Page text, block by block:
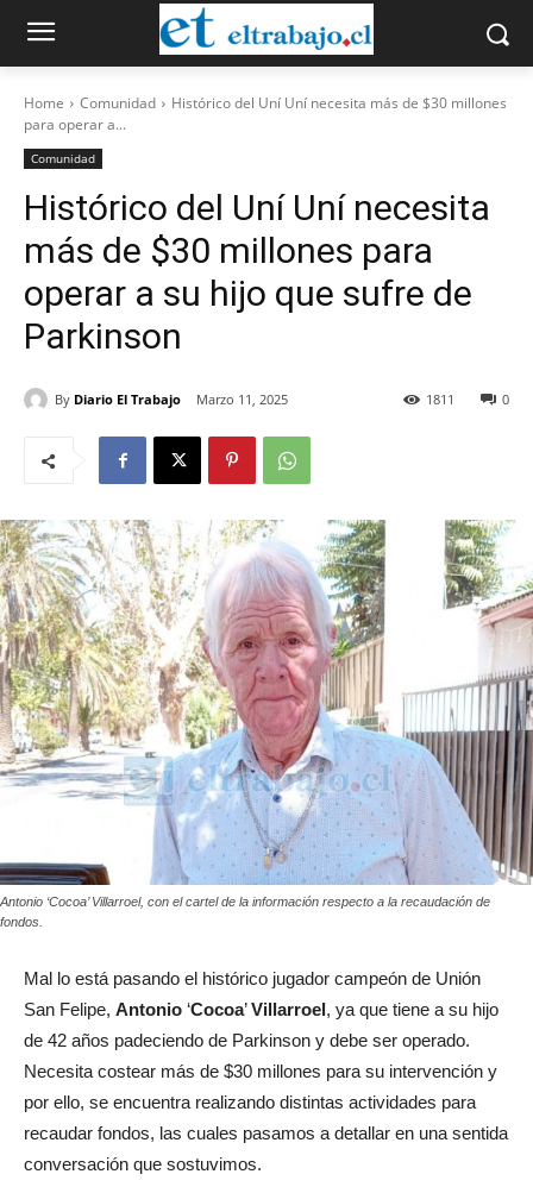
Home Comunidad
Histórico del Uní Uní necesita más de $30 millones
para operar a...
Comunidad
Histórico del Uní Uní necesita
más de $30 millones para
operar a su hijo que sufre de
Parkinson
By Diario El Trabajo Marzo 11, 2025 0
1811
Antonio ‘Cocoa’ Villarroel, con el cartel de la información respecto a la recaudación de
fondos.
Mal lo está pasando el histórico jugador campeón de Unión
San Felipe, Antonio ‘Cocoa’Villarroel, ya que tiene a su hijo
de 42 años padeciendo de Parkinson y debe ser operado.
Necesita costear más de $30 millones para su intervención y
por ello, se encuentra realizando distintas actividades para
recaudar fondos, las cuales pasamos a detallar en una sentida
conversación que sostuvimos.